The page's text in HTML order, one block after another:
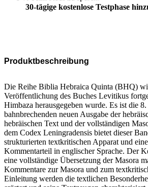
30-tägige kostenlose Testphase
Produktbeschreibung
Die Reihe Biblia Hebraica Quinta (BHQ)
Veröffentlichung des Buches Levitikus
Himbaza herausgegeben wurde. Es ist die
bahnbrechenden neuen Ausgabe der
hebräischen Text und der vollständigen
dem Codex Leningradensis bietet dieser
strukturierten textkritischen Apparat und
Kommentarteil in englischer Sprache. Der
eine vollständige Übersetzung der Masora
Kommentare zur Masora und zum
Einleitung werden die textlichen